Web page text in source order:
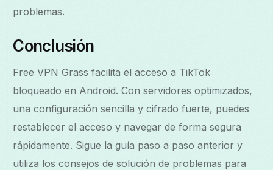
problemas.
Conclusión
Free VPN Grass facilita el acceso a TikTok
bloqueado en Android. Con servidores optimizados,
una configuración sencilla y cifrado fuerte, puedes
restablecer el acceso y navegar de forma segura
rápidamente. Sigue la guía paso a paso anterior y
utiliza los consejos de solución de problemas para